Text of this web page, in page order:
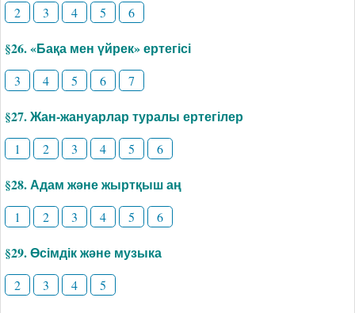
2 3 4 5 6
§26. «Бақа мен үйрек» ертегісі
3 4 5 6 7
§27. Жан-жануарлар туралы ертегілер
1 2 3 4 5 6
§28. Адам және жыртқыш аң
1 2 3 4 5 6
§29. Өсімдік және музыка
2 3 4 5